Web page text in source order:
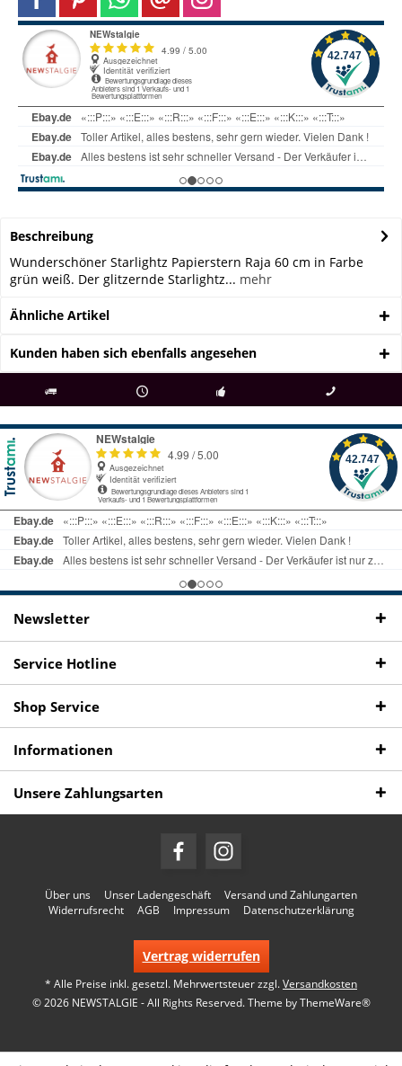
Beschreibung
Wunderschöner Starlightz Papierstern Raja 60 cm in Farbe
grün weiß. Der glitzernde Starlightz... mehr
Ähnliche Artikel
Kunden haben sich ebenfalls angesehen
ab € 69 Bestellwert seit 98 Jahren Fachgeschäft + telefonisch erreichbar
09497 1511
Newsletter
Service Hotline
Shop Service
Informationen
Unsere Zahlungsarten
Über uns Unser Ladengeschäft
Versand und Zahlungarten
Widerrufsrecht
AGB Impressum Datenschutzerklärung
Vertrag widerrufen
* Alle Preise inkl. gesetzl. Mehrwertsteuer zzgl.Versandkosten
© 2026 NEWSTALGIE - All Rights Reserved. Theme byThemeWare®